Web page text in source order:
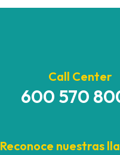
Call Center
600 570
Reconoce nuestras